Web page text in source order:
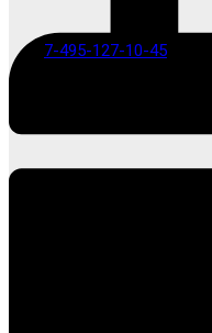
7-495-127-10-45